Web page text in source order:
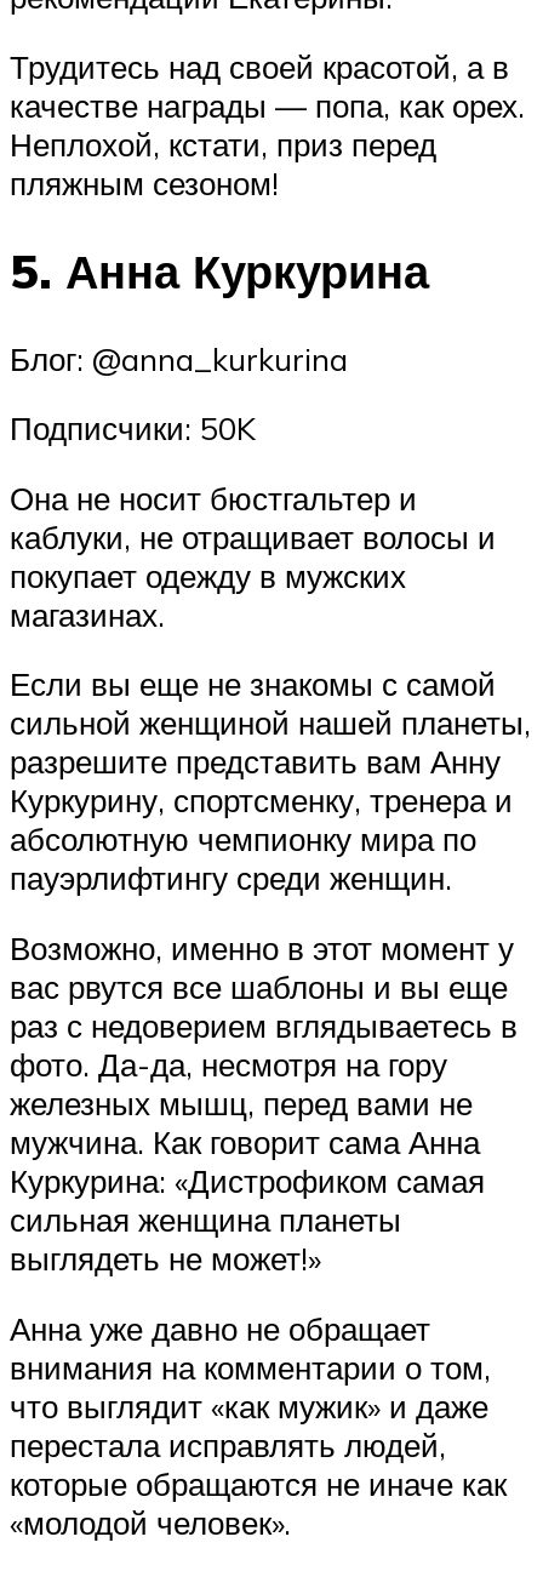
Трудитесь над своей красотой, а в
качестве награды — попа, как орех.
Неплохой, кстати, приз перед
пляжным сезоном!
5. Анна Куркурина
Блог: @anna_kurkurina
Подписчики: 50K
Она не носит бюстгальтер и
каблуки, не отращивает волосы и
покупает одежду в мужских
магазинах.
Если вы еще не знакомы с самой
сильной женщиной нашей планеты,
разрешите представить вам Анну
Куркурину, спортсменку, тренера и
абсолютную чемпионку мира по
пауэрлифтингу среди женщин.
Возможно, именно в этот момент у
вас рвутся все шаблоны и вы еще
раз с недоверием вглядываетесь в
фото. Да-да, несмотря на гору
железных мышц, перед вами не
мужчина. Как говорит сама Анна
Куркурина: «Дистрофиком самая
сильная женщина планеты
выглядеть не может!»
Анна уже давно не обращает
внимания на комментарии о том,
что выглядит «как мужик» и даже
перестала исправлять людей,
которые обращаются не иначе как
«молодой человек».